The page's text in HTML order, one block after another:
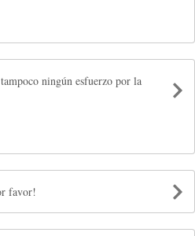
ningún esfuerzo por la
favor!